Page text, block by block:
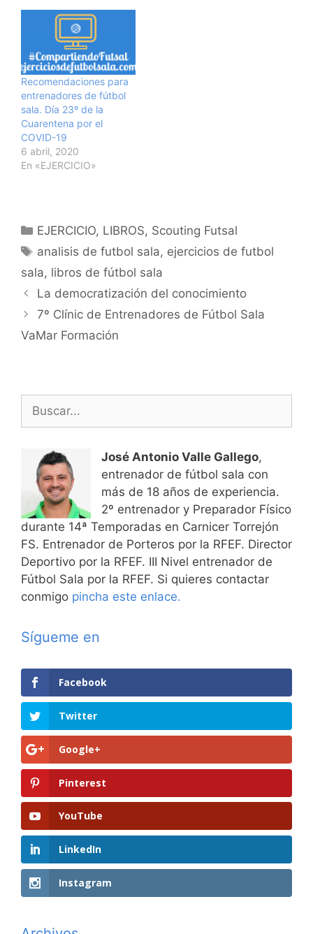
Recomendaciones para
entrenadores de fútbol
sala. Día 23º de la
Cuarentena por el
COVID-19
6 abril, 2020
En «EJERCICIO»
Categorías
EJERCICIO, LIBROS, Scouting Futsal
Etiquetas
analisis de futbol sala, ejercicios de futbol
sala, libros de fútbol sala
Navegación
de
La democratización del conocimiento
7º Clínic de Entrenadores de Fútbol Sala
VaMar Formación
Buscar:
José Antonio Valle Gallego,
entrenador de fútbol sala con
más de 18 años de experiencia.
2º entrenador y Preparador Físico
durante 14ª Temporadas en Carnicer Torrejón
FS. Entrenador de Porteros por la RFEF. Director
Deportivo por la RFEF. III Nivel entrenador de
Fútbol Sala por la RFEF. Si quieres contactar
conmigo pincha este enlace.
Sígueme en
Facebook
Twitter
Google+
Pinterest
YouTube
LinkedIn
Instagram